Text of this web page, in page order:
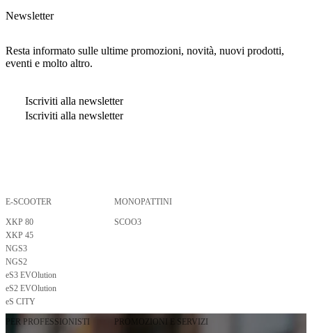
Newsletter
Resta informato sulle ultime promozioni, novità, nuovi prodotti,
eventi e molto altro.
Iscriviti alla newsletter
Iscriviti alla newsletter
Premendo invio, confermo di aver letto e compreso l'
Iscriviti alla newsletter
Iscriviti alla newsletter
E-SCOOTER
XKP 80
XKP 45
NGS3
NGS2
eS3 EVOlution
eS2 EVOlution
eS CITY
MONOPATTINI
SCOO3
PER PROFESSIONISTI PROMOZIONI E SERVIZI